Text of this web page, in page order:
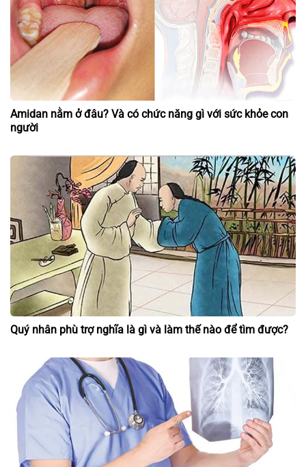
Amidan nằm ở đâu? Và có chức năng gì với sức khỏe con
người
Quý nhân phù trợ nghĩa là gì và làm thế nào để tìm được?